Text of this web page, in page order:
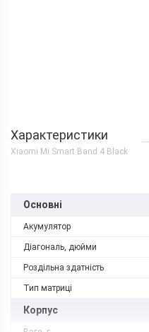
Характеристики
Xiaomi Mi Smart Band 4 Black
Основні
Акумулятор
Діагональ, дюйми
Роздільна здатність
Тип матриці
Корпус